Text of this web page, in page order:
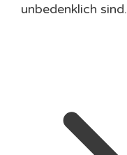
unbedenklich sind.